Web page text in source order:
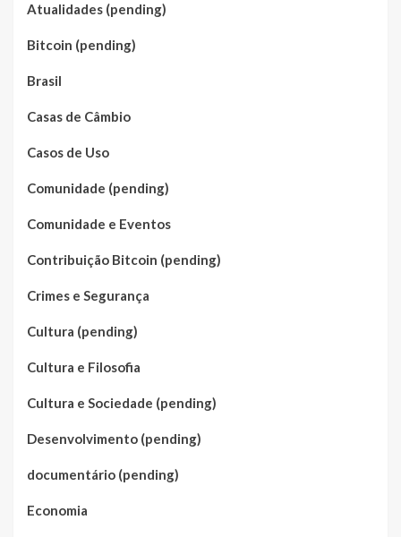
Atualidades (pending)
Bitcoin (pending)
Brasil
Casas de Câmbio
Casos de Uso
Comunidade (pending)
Comunidade e Eventos
Contribuição Bitcoin (pending)
Crimes e Segurança
Cultura (pending)
Cultura e Filosofia
Cultura e Sociedade (pending)
Desenvolvimento (pending)
documentário (pending)
Economia